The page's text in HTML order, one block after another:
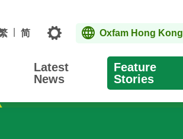
简 Topics Oxfam Hong Kong
Latest
News
Feature
Stories